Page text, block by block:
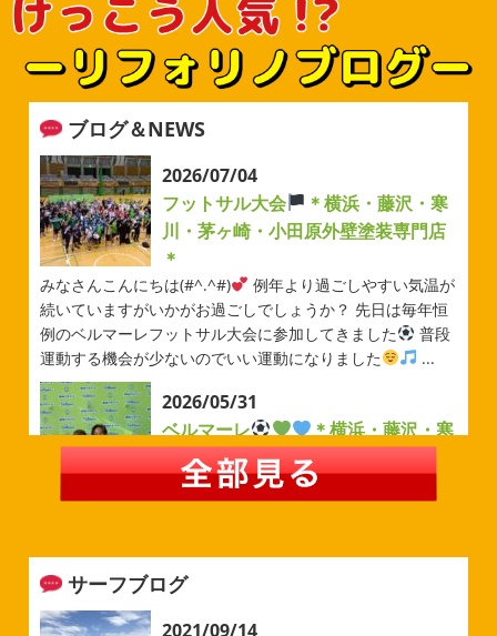
ブログ＆NEWS
2026/07/04
フットサル大会
＊横浜・藤沢・寒
川・茅ヶ崎・小田原外壁塗装専門店
＊
みなさんこんにちは(#^.^#)
例年より過ごしやすい気温が
続いていますがいかがお過ごしでしょうか？ 先日は毎年恒
例のベルマーレフットサル大会に参加してきました
普段
運動する機会が少ないのでいい運動になりました
...
2026/05/31
ベルマーレ
＊横浜・藤沢・寒
川・茅ヶ崎・小田原外壁塗装専門店
援(*^▽^*) 弊社の新しい担当のキクチさんにも会えました
今シーズンもよろしくお願いいたします
2026/05/02
サーフブログ
2021/09/14